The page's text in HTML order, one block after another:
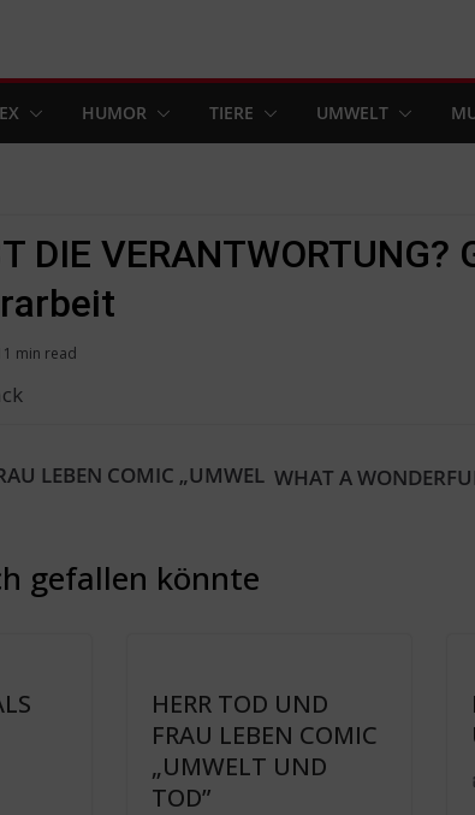
HUMOR TIERE UMWELT
DIE VERANTWORTUNG?
min read
LEBEN COMIC „UMWEL WHAT A
gefallen könnte
HERR TOD UND
FRAU LEBEN COMIC
„UMWELT UND
TOD”